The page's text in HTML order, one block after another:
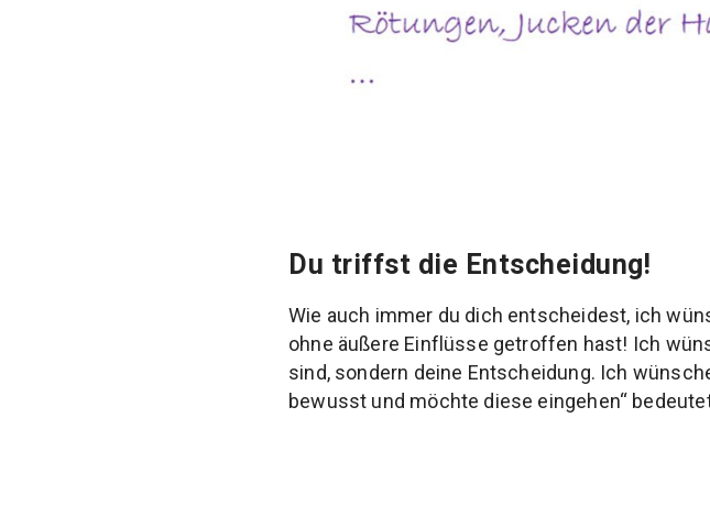
Du triffst die Entscheidung!
Wie auch immer du dich entscheidest, ich
ohne äußere Einflüsse getroffen hast! Ich
sind, sondern deine Entscheidung. Ich
bewusst und möchte diese eingehen“